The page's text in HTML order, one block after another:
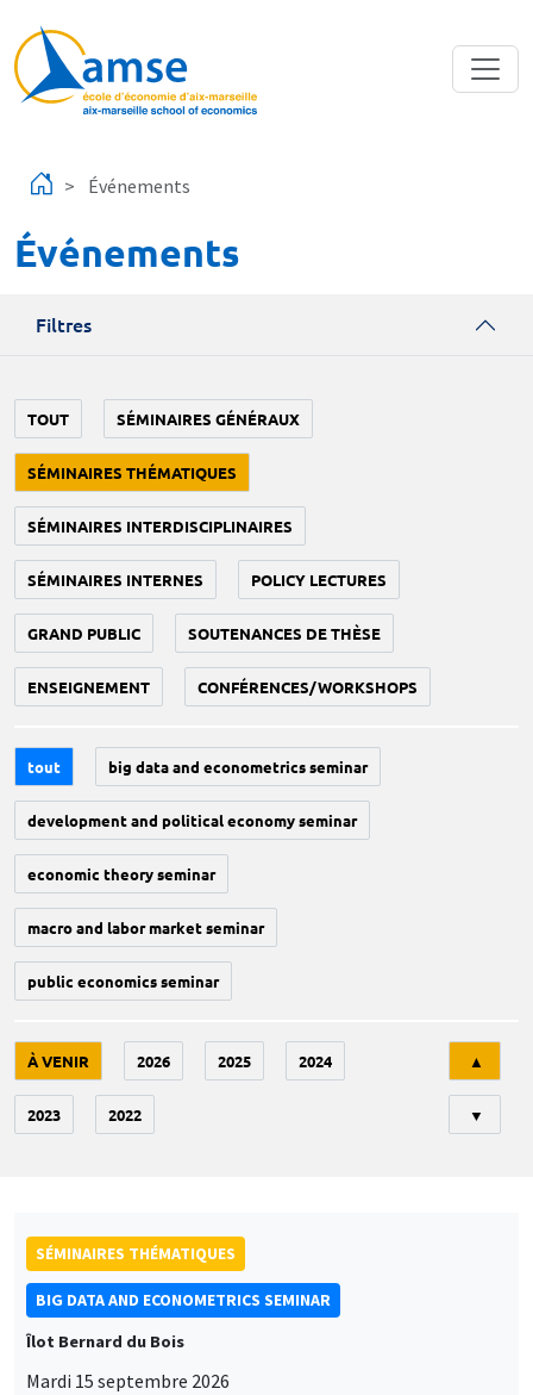
Événements
Événements
Filtres
TOUT SÉMINAIRES GÉNÉRAUX
SÉMINAIRES THÉMATIQUES
SÉMINAIRES INTERDISCIPLINAIRES
SÉMINAIRES INTERNES POLICY LECTURES
GRAND PUBLIC SOUTENANCES DE THÈSE
ENSEIGNEMENT CONFÉRENCES/WORKSHOPS
tout big data and econometrics seminar
development and political economy seminar
economic theory seminar
macro and labor market seminar
public economics seminar
À VENIR 2026 2025 2024
2023 2022
▲
▼
SÉMINAIRES THÉMATIQUES
BIG DATA AND ECONOMETRICS SEMINAR
Îlot Bernard du Bois
Mardi 15 septembre 2026